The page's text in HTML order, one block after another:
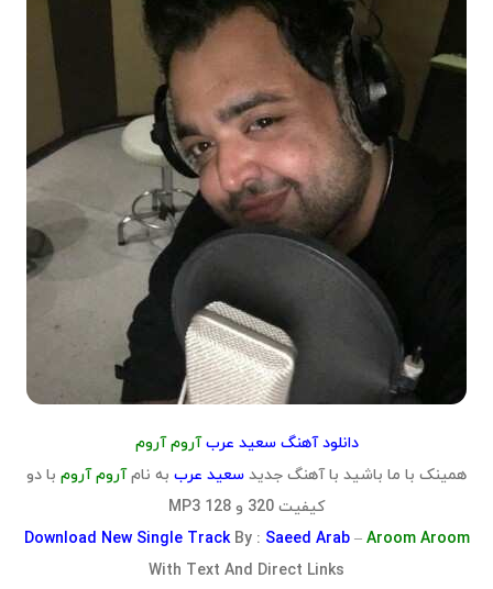
دانلود آهنگ سعید عرب آروم آروم
همینک با ما باشید با آهنگ جدید سعید عرب به نامآروم آروم با دو
کیفیت 320 و 128 MP3
Download New Single Track By : Saeed Arab – Aroom Aroom
With Text And Direct Links